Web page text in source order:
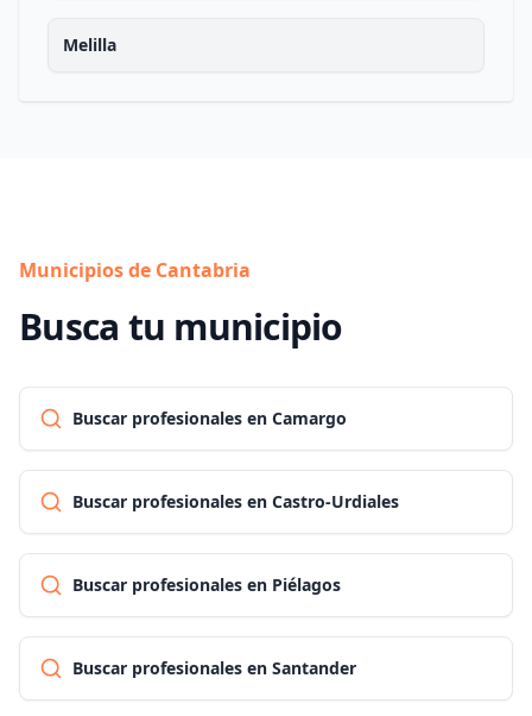
Melilla
Municipios de Cantabria
Busca tu municipio
Buscar profesionales en Camargo
Buscar profesionales en Castro-Urdiales
Buscar profesionales en Piélagos
Buscar profesionales en Santander